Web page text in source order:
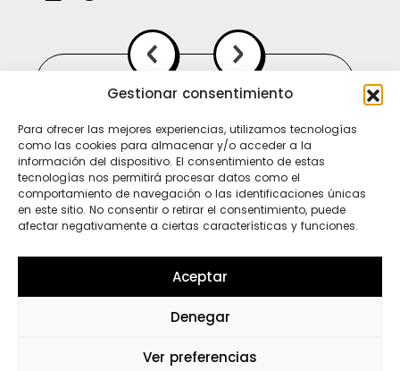
Gestionar consentimiento
Para ofrecer las mejores experiencias, utilizamos tecnologías
como las cookies para almacenar y/o acceder a la
información del dispositivo. El consentimiento de estas
tecnologías nos permitirá procesar datos como el
comportamiento de navegación o las identificaciones únicas
en este sitio. No consentir o retirar el consentimiento, puede
afectar negativamente a ciertas características y funciones.
Aceptar
Denegar
Ver preferencias